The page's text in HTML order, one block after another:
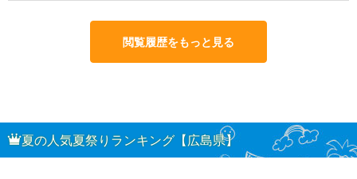
閲覧履歴をもっと見る
夏の人気夏祭りランキング【広島県】